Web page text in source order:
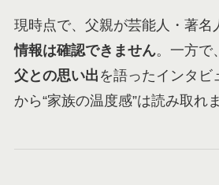
現時点で、父親が芸能人・著名
情報は確認できません。一方で
父との思い出 を語ったインタビ
から“家族の温度感”は読み取れま